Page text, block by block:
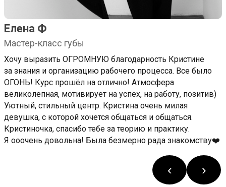
Елена Ф
Мастер-класс губы
Хочу выразить ОГРОМНУЮ благодарность Кристине
за знания и организацию рабочего процесса. Все было
ОГОНЬ! Курс прошёл на отлично! Атмосфера
великолепная, мотивирует на успех, на работу, позитив)
Уютный, стильный центр. Кристина очень милая
девушка, с которой хочется общаться и общаться.
Кристиночка, спасибо тебе за теорию и практику.
Я ооочень довольна! Была безмерно рада знакомству❤️
‹ ›